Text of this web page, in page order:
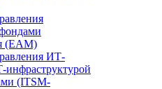
(EAM)
ИТ-
(ITSM-